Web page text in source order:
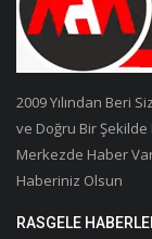
2009 Yılından Beri
ve Doğru Bir Şekilde
Merkezde Haber
Haberiniz Olsun
RASGELE